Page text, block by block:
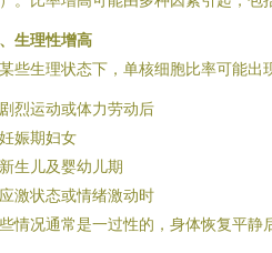
生理性增高
些生理状态下，单核细胞比率可能出
烈运动或体力劳动后
娠期妇女
生儿及婴幼儿期
激状态或情绪激动时
情况通常是一过性的，身体恢复平静